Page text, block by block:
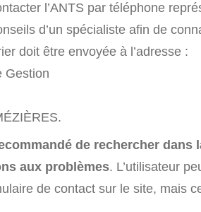
l’ANTS par téléphone
d’un spécialiste afin de
doit être envoyée à l’adresse :
Gestion
de rechercher dans
aux problèmes. L’utilisateur
de contact sur le site, mais